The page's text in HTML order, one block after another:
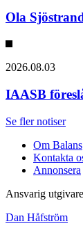
Ola
2026.08.03
IAASB
Se fler notiser
Om Balans
Kontakta
Annonsera
Ansvarig utgivare
Dan Håfström